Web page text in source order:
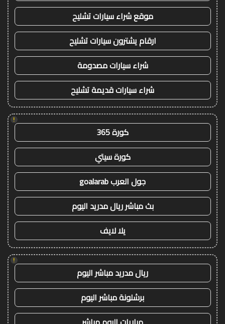
موقع شراء سيارات تشليح
ارقام يشترون سيارات تشليح
شراء سيارات مصدومة
شراء سيارات قديمة تشليح
!
كورة 365
كورة سيتي
جول العرب goalarab
بث مباشر ريال مدريد اليوم
يلا لايف
!
ريال مدريد مباشر اليوم
برشلونة مباشر اليوم